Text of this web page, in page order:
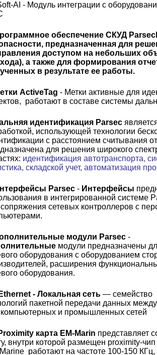
AI - Модуль интеграции с
обеспечение СКУД
предназначенная для
доступом на небольших
а также для формирования
в результате ее работы.
ActiveTag - Метки активные для
работают в составе системы
идентификация Parsec
использующей технологии
с расстоянием считывания
для решения широкого
идентификация автотранспорта,
складской учет, автоматизация
Parsec - Интерфейсы
в интегрированной системе
сетевых контроллеров с
модули Parsec -
модули предназначены
оборудования с оборудованием
расширения
оборудования.
Ethernet - Локальная сеть — семейство
пакетной передачи данных
компьютерных и промышленных сетей
карта EM-Marin представляет
внутри которой размещен proximity-
работают на частоте 100-150